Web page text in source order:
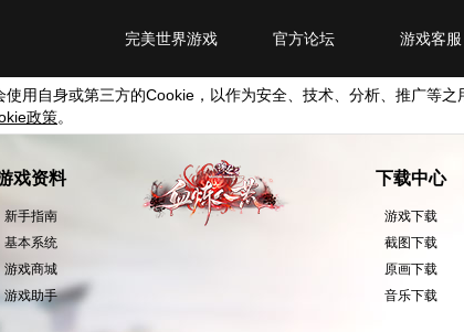
游戏客服
官方论坛
完美世界游戏
使用自身或第三方的Cookie ，以作为安全、技术、分析、推广等
政策。
戏资料
新手指南
基本系统
游戏商城
游戏助手
下载中心
游戏下载
截图下载
原画下载
音乐下载